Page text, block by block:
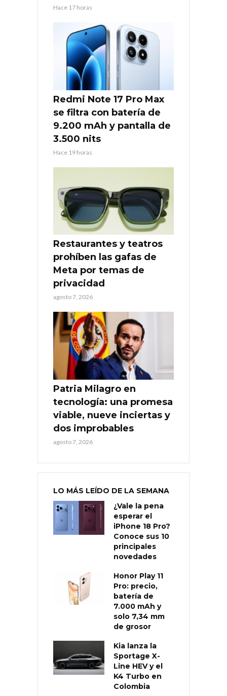
Hace 17 horas
Redmi Note 17 Pro Max
se filtra con batería de
9.200 mAh y pantalla de
3.500 nits
Hace 19 horas
Restaurantes y teatros
prohíben las gafas de
Meta por temas de
privacidad
agosto 7, 2026
Patria Milagro en
tecnología: una promesa
viable, nueve inciertas y
dos improbables
agosto 7, 2026
LO MÁS LEÍDO DE LA SEMANA
¿Vale la pena
esperar el
iPhone 18 Pro?
Conoce sus 10
principales
novedades
Honor Play 11
Pro: precio,
batería de
7.000 mAh y
solo 7,34 mm
de grosor
Kia lanza la
Sportage X-
Line HEV y el
K4 Turbo en
Colombia